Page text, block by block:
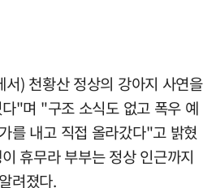
) 천황산 정상의 강아지 사연을
"며 "구조 소식도 없고 폭우 예
를 내고 직접 올라갔다"고 밝혔
휴무라 부부는 정상 인근까지
려졌다.